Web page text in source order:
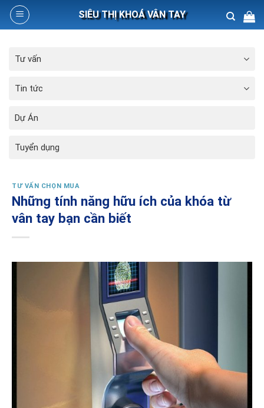
Skip
SIÊU THỊ KHOÁ VÂN TAY
for:
Tư vấn
Tin tức
Dự Án
Tuyển dụng
TƯ VẤN CHỌN MUA
Những tính năng hữu ích của khóa từ
vân tay bạn cần biết